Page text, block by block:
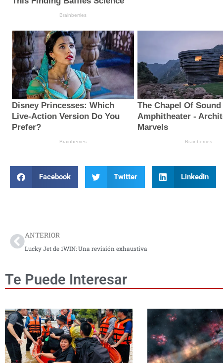
Facebook Twitter LinkedIn
ANTERIOR
Lucky Jet de 1WIN: Una revisión exhaustiva
Te Puede Interesar